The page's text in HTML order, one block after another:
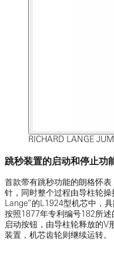
RICHARD LANGE
跳秒装置的启动和停止功
首款带有跳秒功能的朗格怀
针，同时整个过程由导柱轮
Lange”的L1924型机芯中，
按照1877年专利编号182所
启动按钮，由导柱轮释放的V
装置，机芯齿轮则继续运转。